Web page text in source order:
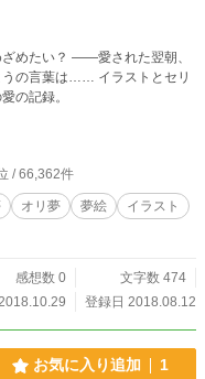
めたい？ ——愛された翌朝、
…… イラストとセリ
の記録。
/ 66,362件
オリ夢 夢絵
イラスト
感想数 0
文字数 474
登録日 2018.08.12
お気に入り追加 1